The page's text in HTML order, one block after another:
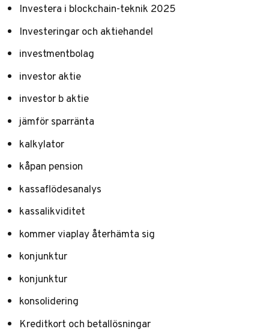
Investera i blockchain-teknik 2025
Investeringar och aktiehandel
investmentbolag
investor aktie
investor b aktie
jämför sparränta
kalkylator
kåpan pension
kassaflödesanalys
kassalikviditet
kommer viaplay återhämta sig
konjunktur
konjunktur
konsolidering
Kreditkort och betallösningar